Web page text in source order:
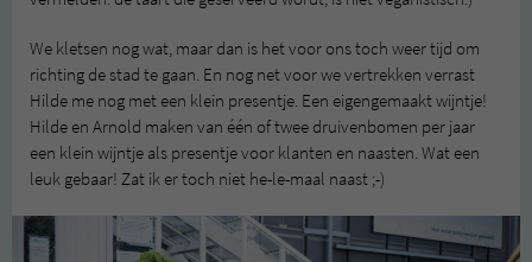
We kletsen nog wat, maar dan is het voor ons toch weer tijd om
richting de stad te gaan. En nog net voor we vertrekken verrast
Hilde me nog met een klein presentje. Een eigengemaakt wijntje!
Hilde en Arnold maken van één of twee druivenbomen per jaar
een klein wijntje als presentje voor klanten en naasten. Wat een
leuk gebaar! Zat ik er toch niet he-le-maal naast ;-)